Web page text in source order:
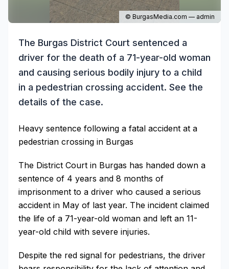
© BurgasMedia.com — admin
The Burgas District Court sentenced a
driver for the death of a 71-year-old woman
and causing serious bodily injury to a child
in a pedestrian crossing accident. See the
details of the case.
Heavy sentence following a fatal accident at a
pedestrian crossing in Burgas
The District Court in Burgas has handed down a
sentence of 4 years and 8 months of
imprisonment to a driver who caused a serious
accident in May of last year. The incident claimed
the life of a 71-year-old woman and left an 11-
year-old child with severe injuries.
Despite the red signal for pedestrians, the driver